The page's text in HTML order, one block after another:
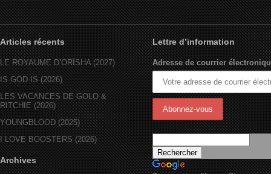
Articles récents
LE ROYAUME D’ORÏSHA (2027)
IS GOD IS (2026)
LES VACANCES DE GOLO &
RITCHIE (2026)
YOUNGBLOOD (2025)
I LOVE BOOSTERS (2026)
Archives
Lettre d’information
Adresse de courrier